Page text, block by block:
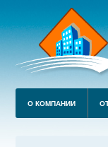
О КОМПАНИИ